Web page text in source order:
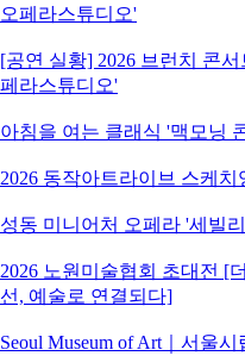
오페라스튜디오'
[공연 실황] 2026 브런치 콘
페라스튜디오'
아침을 여는 클래식 '맥모닝
2026 동작아트라이브 스케치
성동 미니어처 오페라 '세빌
2026 노원미술협회 초대전 [
선, 예술로 연결되다]
Seoul Museum of Art｜서울